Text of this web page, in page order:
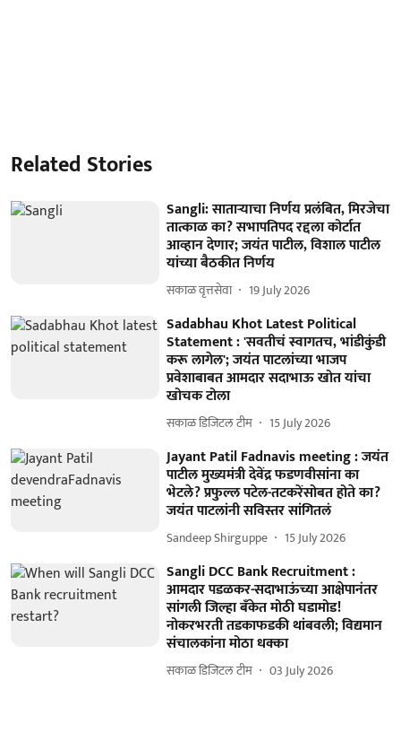
Related Stories
Sangli: साताऱ्याचा निर्णय प्रलंबित, मिरजेचा
तात्काळ का? सभापतिपद रद्दला कोर्टात
आव्हान देणार; जयंत पाटील, विशाल पाटील
यांच्या बैठकीत निर्णय
सकाळ वृत्तसेवा 19 July 2026
Sadabhau Khot Latest Political
Statement : 'सवतीचं स्वागतच, भांडीकुंडी
करू लागेल'; जयंत पाटलांच्या भाजप
प्रवेशाबाबत आमदार सदाभाऊ खोत यांचा
खोचक टोला
सकाळ डिजिटल टीम 15 July 2026
Jayant Patil Fadnavis meeting : जयंत
पाटील मुख्यमंत्री देवेंद्र फडणवीसांना का
भेटले? प्रफुल्ल पटेल-तटकरेंसोबत होते का?
जयंत पाटलांनी सविस्तर सांगितलं
Sandeep Shirguppe 15 July 2026
Sangli DCC Bank Recruitment :
आमदार पडळकर-सदाभाऊंच्या आक्षेपानंतर
सांगली जिल्हा बँकेत मोठी घडामोड!
नोकरभरती तडकाफडकी थांबवली; विद्यमान
संचालकांना मोठा धक्का
सकाळ डिजिटल टीम 03 July 2026